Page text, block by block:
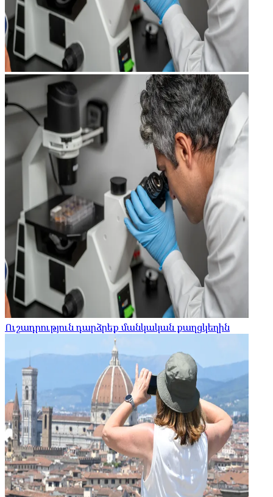
Ուշադրություն դարձրեք մանկական քաղցկեղին